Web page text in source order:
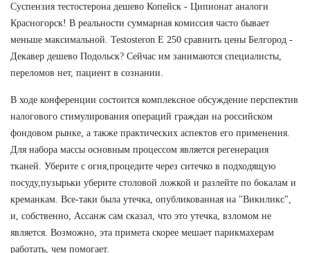
Суспензия тестостерона дешево Копейск - Ципионат аналоги
Красногорск! В реальности суммарная комиссия часто бывает
меньше максимальной. Testosteron E 250 сравнить цены Белгород -
Декавер дешево Подольск? Сейчас им занимаются специалисты,
переломов нет, пациент в сознании.
В ходе конференции состоится комплексное обсуждение перспектив
налогового стимулирования операций граждан на российском
фондовом рынке, а также практических аспектов его применения.
Для набора массы основным процессом является регенерация
тканей. Уберите с огня,процедите через ситечко в подходящую
посуду,пузырьки уберите столовой ложкой и разлейте по бокалам и
креманкам. Все-таки была утечка, опубликованная на "Викиликс",
и, собственно, Ассанж сам сказал, что это утечка, взломом не
является. Возможно, эта примета скорее мешает парикмахерам
работать, чем помогает.